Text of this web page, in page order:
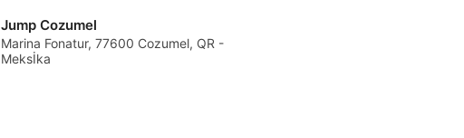
Jump Cozumel
Marina Fonatur, 77600 Cozumel, QR -
Meksİka